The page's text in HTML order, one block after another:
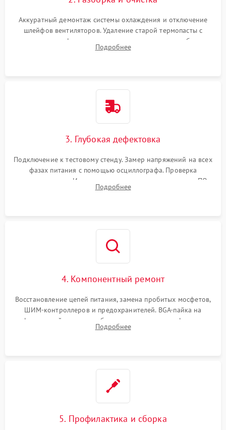
Аккуратный демонтаж системы охлаждения и отключение
шлейфов вентиляторов. Удаление старой термопасты с
кристалла графического чипа и термопрокладок с банок
памяти и зоны VRM. Очистка платы от пыли и окислов.
Подробнее
3. Глубокая дефектовка
Подключение к тестовому стенду. Замер напряжений на всех
фазах питания с помощью осциллографа. Проверка
инициализации. Использование специализированного ПО
MATS
Подробнее
4. Компонентный ремонт
Восстановление цепей питания, замена пробитых мосфетов,
ШИМ-контроллеров и предохранителей. BGA-пайка на
инфракрасной станции реболлинг или замена графического
чипа и дефектной памяти GDDR. Прошивка BIOS
Подробнее
5. Профилактика и сборка